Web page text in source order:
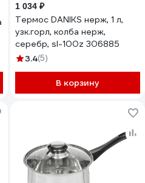
1 034 ₽
Термос DANIKS нерж, 1 л,
узк.горл, колба нерж,
серебр, sl-100z 306885
3.4(5)
В корзину